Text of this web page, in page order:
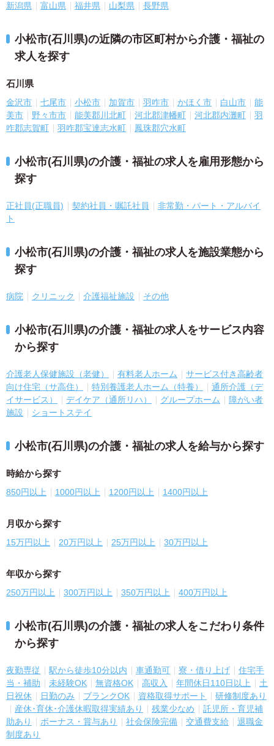
新潟県 富山県 福井県 山梨県 長野県
小松市(石川県)の近隣の市区町村から介護・福祉の
求人を探す
石川県
金沢市 七尾市 小松市 加賀市 羽咋市 かほく市 白山市
能
美市
野々市市 能美郡川北町 河北郡津幡町 河北郡内灘町
羽
咋郡志賀町
羽咋郡宝達志水町 鳳珠郡穴水町
小松市(石川県)の介護・福祉の求人を雇用形態から
探す
正社員(正職員) 契約社員・嘱託社員
非常勤・パート・アルバイ
ト
小松市(石川県)の介護・福祉の求人を施設業態から
探す
病院 クリニック 介護福祉施設 その他
小松市(石川県)の介護・福祉の求人をサービス内容
から探す
介護老人保健施設（老健） 有料老人ホーム
サービス付き高齢者
向け住宅（サ高住）
特別養護老人ホーム（特養）
通所介護（デ
イサービス）
デイケア（通所リハ） グループホーム
障がい者
施設
ショートステイ
小松市(石川県)の介護・福祉の求人を給与から探す
時給から探す
850円以上 1000円以上 1200円以上 1400円以上
月収から探す
15万円以上 20万円以上 25万円以上 30万円以上
年収から探す
250万円以上 300万円以上 350万円以上 400万円以上
小松市(石川県)の介護・福祉の求人をこだわり条件
から探す
夜勤専従 駅から徒歩10分以内 車通勤可 寮・借り上げ
住宅手
当・補助
未経験OK 無資格OK 高収入 年間休日110日以上
土
日祝休
日勤のみ ブランクOK 資格取得サポート
研修制度あり
産休･育休･介護休暇取得実績あり
残業少なめ
託児所・育児補
助あり
ボーナス・賞与あり 社会保険完備 交通費支給
退職金
制度あり